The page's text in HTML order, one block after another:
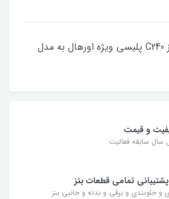
فروش لوازم یدکی بنز C240 پلیسی ویژه اورهال به مدل
و قیمت
سال سابقه فعالیت
پشتیبانی تمامی قطعات بنز
و جلوبندی و برقی و بدنه و جانبی بنز